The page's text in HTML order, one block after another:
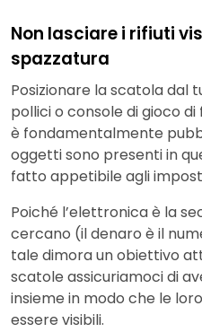
Non lasciare i rifiuti
spazzatura
Posizionare la scatola dal
pollici o console di gioco
è fondamentalmente
oggetti sono presenti in
fatto appetibile agli
Poiché l’elettronica è la
cercano (il denaro è il
tale dimora un obiettivo
scatole assicuriamoci di
insieme in modo che le
essere visibili.